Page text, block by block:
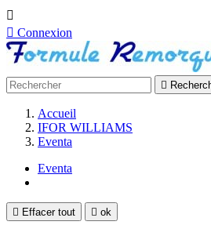

 Connexion

Accueil
IFOR WILLIAMS
Eventa
Eventa
 Effacer tout  ok